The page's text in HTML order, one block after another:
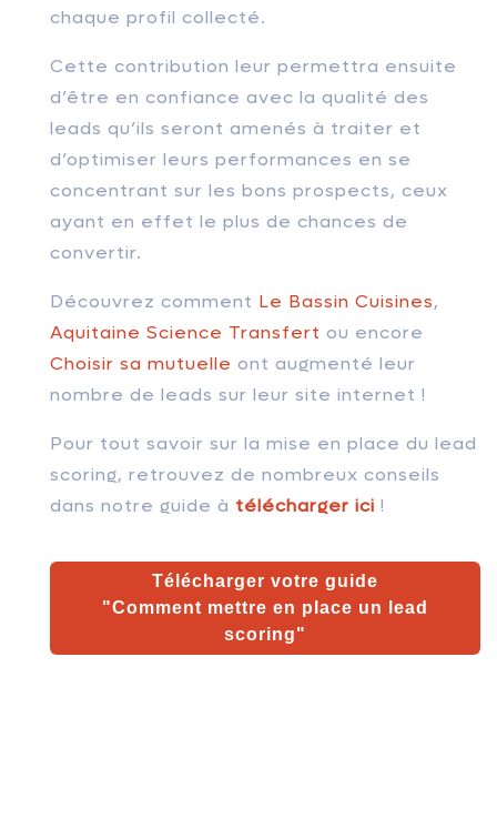
chaque profil collecté.
Cette contribution leur permettra ensuite
d’être en confiance avec la qualité des
leads qu’ils seront amenés à traiter et
d’optimiser leurs performances en se
concentrant sur les bons prospects, ceux
ayant en effet le plus de chances de
convertir.
Découvrez comment Le Bassin Cuisines,
Aquitaine Science Transfert ou encore
Choisir sa mutuelle ont augmenté leur
nombre de leads sur leur site internet !
Pour tout savoir sur la mise en place du lead
scoring, retrouvez de nombreux conseils
dans notre guide à télécharger ici !
Télécharger votre guide
"Comment mettre en place un lead
scoring"